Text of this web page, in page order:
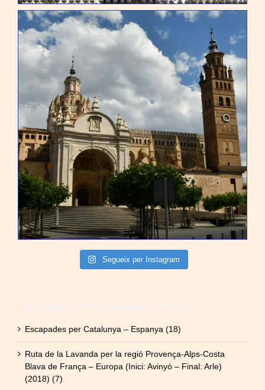
Segueix per Instagram
Escapades per Catalunya – Espanya (18)
Ruta de la Lavanda per la regió Provença-Alps-Costa
Blava de França – Europa (Inici: Avinyó – Final: Arle)
(2018) (7)